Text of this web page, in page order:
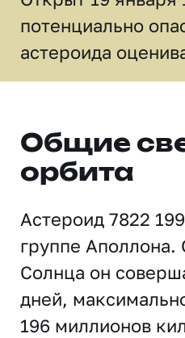
потенциально
астероида
Общие
орбита
Астероид 7822
группе Аполлона.
Солнца он
дней,
196 миллионов